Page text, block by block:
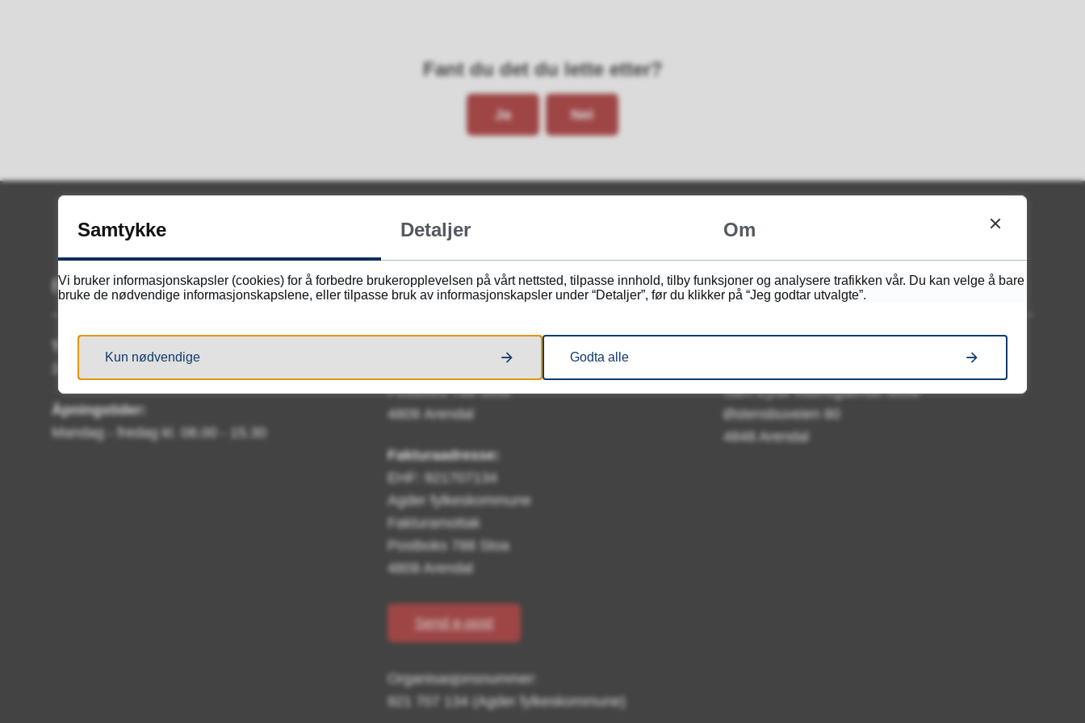
Fant du det du lette etter?
Ja Nei
Ring oss
Telefon:
Åpningstider:
Mandag - fredag kl. 08.00 - 15.30
Skriv til oss
Postboks 788 Stoa
4809 Arendal
Fakturaadresse:
EHF: 921707134
Agder fylkeskommune
Fakturamottak
Postboks 788 Stoa
4809 Arendal
Send e-post
Organisasjonsnummer:
921 707 134 (Agder fylkeskommune)
Besøk oss
Sam Eyde videregående skole
Østensbuveien 80
4848 Arendal
Samtykke Detaljer Om
Vi bruker informasjonskapsler (cookies) for å forbedre brukeropplevelsen på vårt nettsted, tilpasse innhold, tilby funksjoner og analysere trafikken vår. Du kan velge å bare
bruke de nødvendige informasjonskapslene, eller tilpasse bruk av informasjonskapsler under “Detaljer”, før du klikker på “Jeg godtar utvalgte”.
Kun nødvendige Godta alle